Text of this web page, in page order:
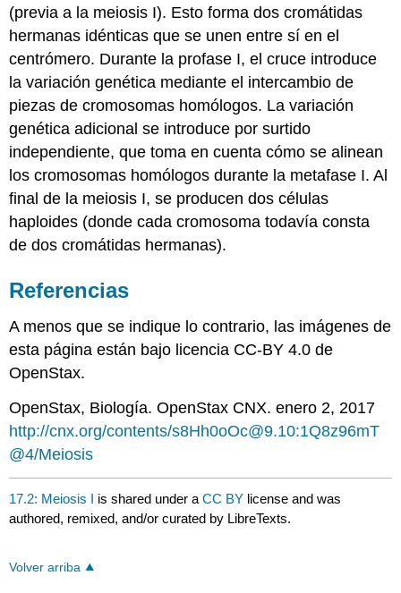
(previa a la meiosis I). Esto forma dos cromátidas
hermanas idénticas que se unen entre sí en el
centrómero. Durante la profase I, el cruce introduce
la variación genética mediante el intercambio de
piezas de cromosomas homólogos. La variación
genética adicional se introduce por surtido
independiente, que toma en cuenta cómo se alinean
los cromosomas homólogos durante la metafase I. Al
final de la meiosis I, se producen dos células
haploides (donde cada cromosoma todavía consta
de dos cromátidas hermanas).
Referencias
A menos que se indique lo contrario, las imágenes de
esta página están bajo licencia CC-BY 4.0 de
OpenStax.
OpenStax, Biología. OpenStax CNX. enero 2, 2017
http://cnx.org/contents/s8Hh0oOc@9.10:1Q8z96mT
@4/Meiosis
17.2: Meiosis I is shared under aCC BY license and was
authored, remixed, and/or curated by LibreTexts.
Volver arriba